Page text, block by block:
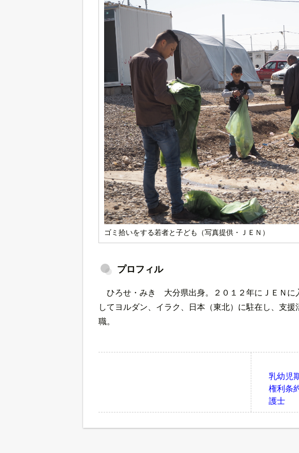
ゴミ拾いをする若者と子ども（写真提供・ＪＥＮ）
プロフィル
ひろせ・みき 大分県出身。２０１２年にＪＥＮに
してヨルダン、イラク、日本（東北）に駐在し、支
職。
乳幼児
権利条
護士